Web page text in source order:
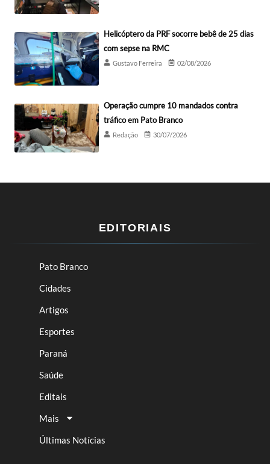
Helicóptero da PRF socorre bebê de 25 dias
com sepse na RMC
Gustavo Ferreira 02/08/2026
Operação cumpre 10 mandados contra
tráfico em Pato Branco
Redação 30/07/2026
EDITORIAIS
Pato Branco
Cidades
Artigos
Esportes
Paraná
Saúde
Editais
Mais
Últimas Notícias